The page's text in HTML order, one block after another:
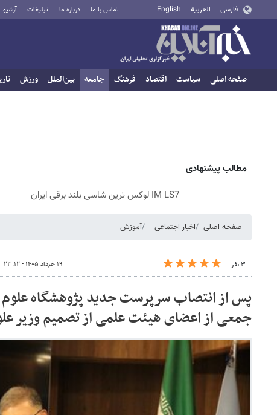
فارسی العربية English تماس با ما درباره ما تبلیغات آرشیو
صفحه اصلی سیاست اقتصاد فرهنگ جامعه بین‌الملل ورزش
مطالب پیشنهادی
IM LS7 لوکس ترین شاسی بلند برقی ایران
صفحه اصلی اخبار اجتماعی آموزش
۳ نفر ۱۹ خرداد ۱۴۰۵ - ۲۳:۱۲
پس از انتصاب سرپرست جدید پژوهشگاه
جمعی از اعضای هیئت علمی از تصمیم وزیر